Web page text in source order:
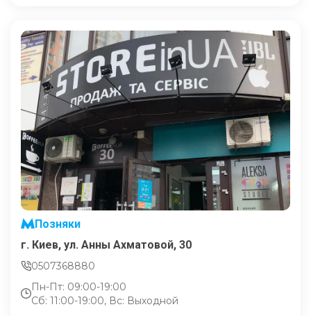
Позняки
г. Киев, ул. Анны Ахматовой, 30
0507368880
Пн-Пт: 09:00-19:00
Сб: 11:00-19:00, Вс: Выходной